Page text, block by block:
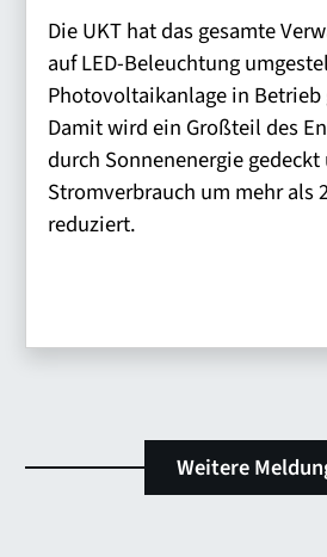
Die UKT hat das gesamte
auf LED-Beleuchtung
Photovoltaikanlage in Betrieb
Damit wird ein Großteil des
durch Sonnenenergie gedeckt
Stromverbrauch um mehr als
reduziert.
Weitere